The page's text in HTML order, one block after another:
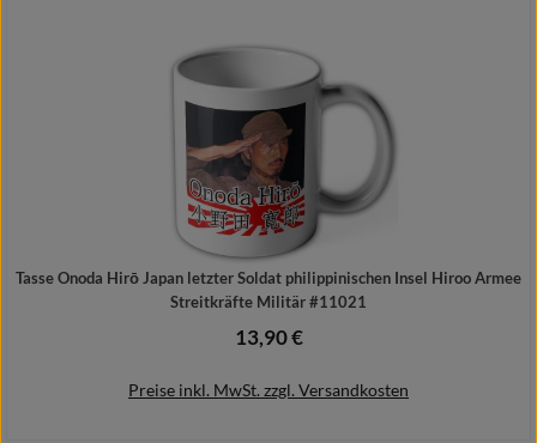
Tasse Onoda Hirō Japan letzter Soldat philippinischen Insel Hiroo Armee
Streitkräfte Militär #11021
Regulärer Preis:
13,90 €
Preise inkl. MwSt. zzgl. Versandkosten